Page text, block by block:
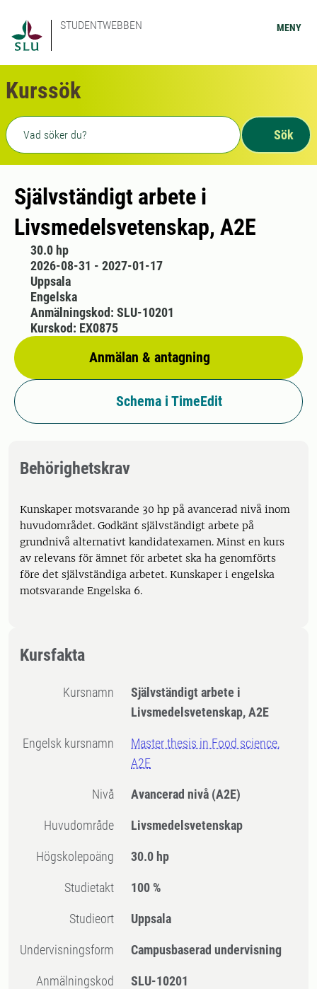
STUDENTWEBBEN MENY
Kurssök
Fritext sökning
Sök
Självständigt arbete i
Livsmedelsvetenskap, A2E
30.0 hp
2026-08-31 - 2027-01-17
Uppsala
Engelska
Anmälan & antagning
Anmälningskod: SLU-10201
Kurskod: EX0875
Schema i TimeEdit
Behörighetskrav
Kunskaper motsvarande 30 hp på avancerad nivå inom
huvudområdet. Godkänt självständigt arbete på
grundnivå alternativt kandidatexamen. Minst en kurs
av relevans för ämnet för arbetet ska ha genomförts
före det självständiga arbetet. Kunskaper i engelska
motsvarande Engelska 6.
Kursfakta
Kursnamn
Självständigt arbete i
Livsmedelsvetenskap, A2E
Engelsk kursnamn
Master thesis in Food science,
A2E
Nivå Avancerad nivå (A2E)
Huvudområde Livsmedelsvetenskap
högskolepoäng 30.0 hp
Studietakt 100 %
Studieort Uppsala
Undervisningsform Campusbaserad undervisning
Anmälningskod SLU-10201